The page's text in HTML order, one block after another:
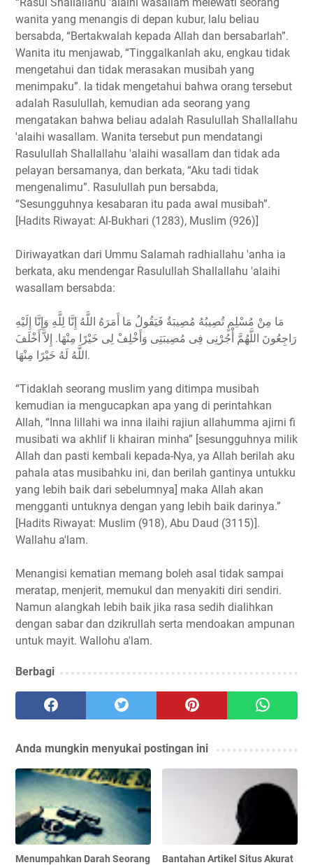
wanita yang menangis di depan kubur, lalu beliau
bersabda, “Bertakwalah kepada Allah dan bersabarlah”.
Wanita itu menjawab, “Tinggalkanlah aku, engkau tidak
mengetahui dan tidak merasakan musibah yang
menimpaku”. Ia tidak mengetahui bahwa orang tersebut
adalah Rasulullah, kemudian ada seorang yang
mengatakan bahwa beliau adalah Rasulullah Shallallahu
'alaihi wasallam. Wanita tersebut pun mendatangi
Rasulullah Shallallahu 'alaihi wasallam dan tidak ada
pelayan bersamanya, dan berkata, “Aku tadi tidak
mengenalimu”. Rasulullah pun bersabda,
“Sesungguhnya kesabaran itu pada awal musibah”.
[Hadits Riwayat: Al-Bukhari (1283), Muslim (926)]
Diriwayatkan dari Ummu Salamah radhiallahu 'anha ia
berkata, aku mendengar Rasulullah Shallallahu 'alaihi
wasallam bersabda:
مَا مِنْ مُسْلِمٍ تُصِيبُهُ مُصِيبَةٌ فَيَقُولُ مَا أَمَرَهُ اللَّهُ إِنَّا لِلَّهِ وَإِنَّا إِلَيْهِ
رَاجِعُونَ اللَّهُمَّ أْجُرْنِى فِى مُصِيبَتِى وَأَخْلِفْ لِى خَيْرًا مِنْهَا. إِلاَّ أَخْلَفَ
اللَّهُ لَهُ خَيْرًا مِنْهَا.
“Tidaklah seorang muslim yang ditimpa musibah
kemudian ia mengucapkan apa yang di perintahkan
Allah, “Inna lillahi wa inna ilaihi rajiun allahumma ajirni fi
musibati wa akhlif li khairan minha” [sesungguhnya milik
Allah dan pasti kembali kepada-Nya, ya Allah berilah aku
pahala atas musibahku ini, dan berilah gantinya untukku
yang lebih baik dari sebelumnya] maka Allah akan
mengganti untuknya dengan yang lebih baik darinya.”
[Hadits Riwayat: Muslim (918), Abu Daud (3115)].
Wallahu a'lam.
Menangisi kematian memang boleh asal tidak sampai
meratap, menjerit, memukul dan menyakiti diri sendiri.
Namun alangkah lebih baik jika rasa sedih dialihkan
dengan sabar dan dzikrullah serta mendoakan ampunan
untuk mayit. Wallohu a'lam.
Berbagi
Anda mungkin menyukai postingan ini
Menumpahkan Darah Seorang
Bantahan Artikel Situs Akurat